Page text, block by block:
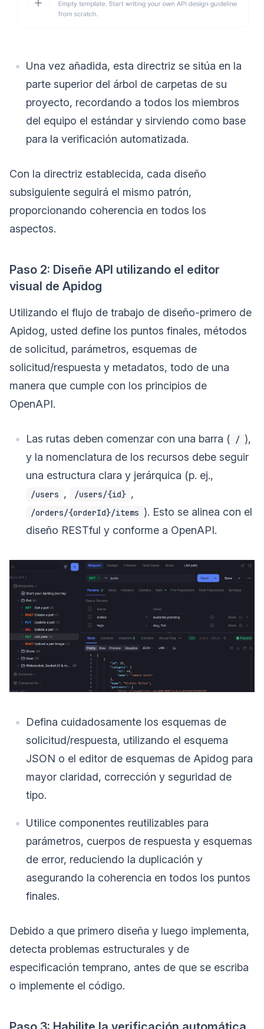
Una vez añadida, esta directriz se sitúa en la
parte superior del árbol de carpetas de su
proyecto, recordando a todos los miembros
del equipo el estándar y sirviendo como base
para la verificación automatizada.
Con la directriz establecida, cada diseño
subsiguiente seguirá el mismo patrón,
proporcionando coherencia en todos los
aspectos.
Paso 2: Diseñe API utilizando el editor
visual de Apidog
Utilizando el flujo de trabajo de diseño-primero de
Apidog, usted define los puntos finales, métodos
de solicitud, parámetros, esquemas de
solicitud/respuesta y metadatos, todo de una
manera que cumple con los principios de
OpenAPI.
Las rutas deben comenzar con una barra ( / ),
y la nomenclatura de los recursos debe seguir
una estructura clara y jerárquica (p. ej.,
/users , /users/{id} ,
/orders/{orderId}/items ). Esto se alinea con el
diseño RESTful y conforme a OpenAPI.
Defina cuidadosamente los esquemas de
solicitud/respuesta, utilizando el esquema
JSON o el editor de esquemas de Apidog para
mayor claridad, corrección y seguridad de
tipo.
Utilice componentes reutilizables para
parámetros, cuerpos de respuesta y esquemas
de error, reduciendo la duplicación y
asegurando la coherencia en todos los puntos
finales.
Debido a que primero diseña y luego implementa,
detecta problemas estructurales y de
especificación temprano, antes de que se escriba
o implemente el código.